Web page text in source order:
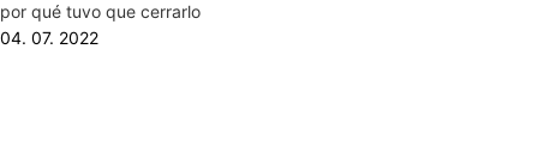
por qué tuvo que cerrarlo
04. 07. 2022